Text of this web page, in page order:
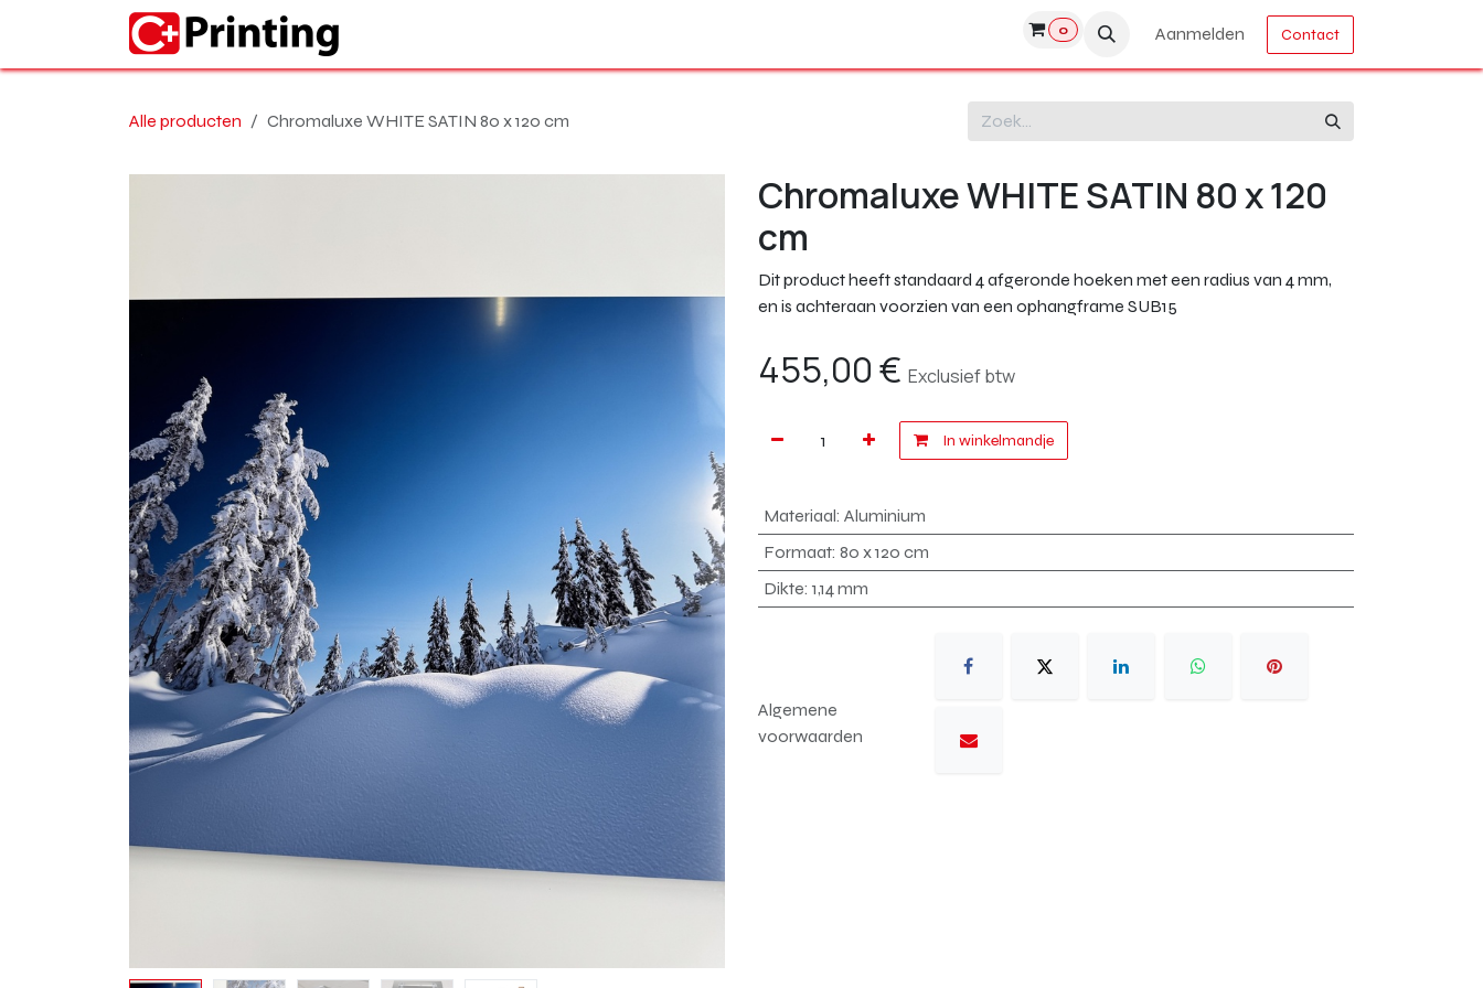
Overslaan naar inhoud
0 Aanmelden Contact
Alle producten Chromaluxe WHITE SATIN 80 x 120 cm
Chromaluxe WHITE SATIN 80 x 120
cm
Dit product heeft standaard 4 afgeronde hoeken met een radius van 4 mm,
en is achteraan voorzien van een ophangframe SUB15
455,00€ Exclusief btw
In winkelmandje
Materiaal: Aluminium
Formaat: 80 x 120 cm
Dikte: 1,14 mm
Algemene
voorwaarden